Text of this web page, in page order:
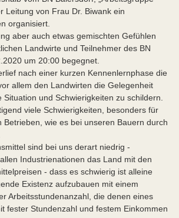
Leitung von Frau Dr. Biwank ein
organisiert.
aber auch etwas gemischten Gefühlen
Landwirte und Teilnehmer des BN
um 20:00 begegnet.
nach einer kurzen Kennenlernphase die
allem den Landwirten die Gelegenheit
und Schwierigkeiten zu schildern.
viele Schwierigkeiten, besonders für
Betrieben, wie es bei unseren Bauern durch
sind bei uns derart niedrig -
Industrienationen das Land mit den
- dass es schwierig ist alleine
Existenz aufzubauen mit einem
Arbeitsstundenanzahl, die denen eines
fester Stundenzahl und festem Einkommen